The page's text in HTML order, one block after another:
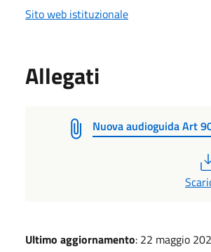
Sito web istituzionale
Allegati
Nuova audioguida Art
Ultimo aggiornamento: 22 maggio